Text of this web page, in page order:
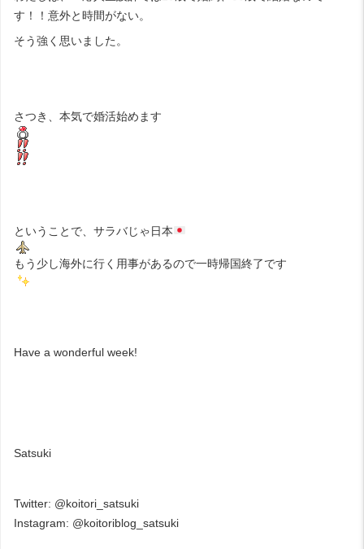
す！！意外と時間がない。
そう強く思いました。
さつき、本気で婚活始めます
ということで、サラバじゃ日本
もう少し海外に行く用事があるので一時帰国終了です
Have a wonderful week!
Satsuki
Twitter: @koitori_satsuki
Instagram: @koitoriblog_satsuki